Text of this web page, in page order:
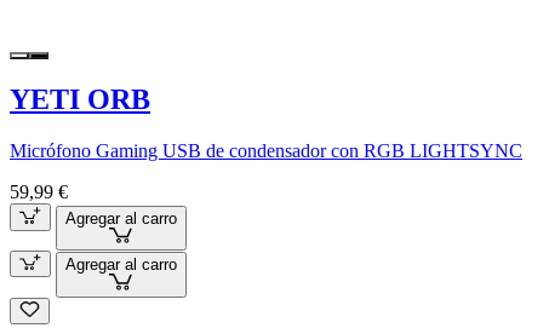
YETI ORB
Micrófono Gaming USB de condensador con RGB LIGHTSYNC
59,99 €
Agregar al carro
Agregar al carro